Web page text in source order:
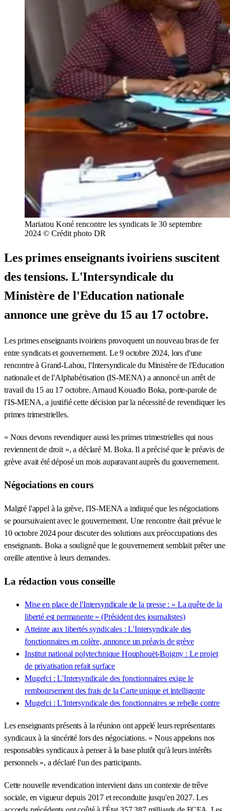
Mariatou Koné rencontre les syndicats le 30 septembre
2024 © Crédit photo DR
Les primes enseignants ivoiriens suscitent
des tensions. L'Intersyndicale du
Ministère de l'Education nationale
annonce une grève du 15 au 17 octobre.
Les primes enseignants ivoiriens provoquent un nouveau bras de fer
entre syndicats et gouvernement. Le 9 octobre 2024, lors d'une
rencontre à Grand-Lahou, l'Intersyndicale du Ministère de l'Education
nationale et de l'Alphabétisation (IS-MENA) a annoncé un arrêt de
travail du 15 au 17 octobre. Arnaud Kouadio Boka, porte-parole de
l'IS-MENA, a justifié cette décision par la nécessité de revendiquer les
primes trimestrielles.
« Nous devons revendiquer aussi les primes trimestrielles qui nous
reviennent de droit », a déclaré M. Boka. Il a précisé que le préavis de
grève avait été déposé un mois auparavant auprès du gouvernement.
Négociations en cours
Malgré l'appel à la grève, l'IS-MENA a indiqué que les négociations
se poursuivaient avec le gouvernement. Une rencontre était prévue le
10 octobre 2024 pour discuter des solutions aux préoccupations des
enseignants. Boka a souligné que le gouvernement semblait prêter une
oreille attentive à leurs demandes.
La rédaction vous conseille
Mise en place de l'Intersyndicale de la presse : « La quête de la
liberté est permanente » (Président des journalistes)
Atteinte aux libertés syndicales : L'Intersyndicale des
fonctionnaires en colère, annonce un préavis de grève
Institut national polytechnique Houphouët-Boigny : Le projet
de privatisation refait surface
Mugefci : L'Intersyndicale des fonctionnaires exige le
remboursement des frais de la Carte unique et intelligente
Mugefci : L'Intersyndicale des fonctionnaires se rebelle contre
Les enseignants présents à la réunion ont appelé leurs représentants
syndicaux à la sincérité lors des négociations. « Nous appelons nos
responsables syndicaux à penser à la base plutôt qu'à leurs intérêts
personnels », a déclaré l'un des participants.
Cette nouvelle revendication intervient dans un contexte de trêve
sociale, en vigueur depuis 2017 et reconduite jusqu'en 2027. Les